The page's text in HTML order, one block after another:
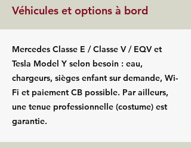
Véhicules et options à bord
Mercedes Classe E / Classe V / EQV et
Tesla Model Y selon besoin : eau,
chargeurs, sièges enfant sur demande, Wi-
Fi et paiement CB possible. Par ailleurs,
une tenue professionnelle (costume) est
garantie.